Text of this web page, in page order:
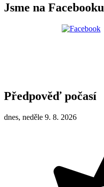
Jsme na Facebooku
Předpověď počasí
dnes, neděle 9. 8. 2026